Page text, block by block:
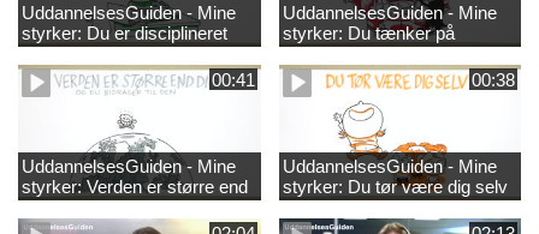
UddannelsesGuiden - Mine
styrker: Du er disciplineret
UddannelsesGuiden - Mine
styrker: Du tænker på
fællesskabet
00:41
UddannelsesGuiden - Mine
styrker: Verden er større end
dig og du bidrager til den
00:38
UddannelsesGuiden - Mine
styrker: Du tør være dig selv